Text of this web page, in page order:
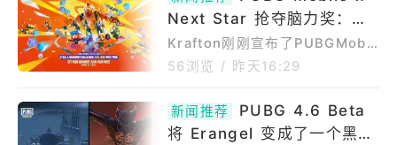
Next Star 抢夺脑力奖：创
作者如何争夺2万美元奖金
Krafton刚刚宣布了PUBGMobil
exNextStar“偷走脑力挑战赛”。
美元奖金池的机会。比赛将围绕
“脑力风暴”（Brainrot）主题地
图展开，创作者可以在这些地图
56浏览 / 昨天16:29
新闻推荐
PUBG 4.6 Beta
将 Erangel 变成了一个黑暗